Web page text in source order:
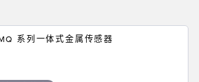
系列一体式金属传感器